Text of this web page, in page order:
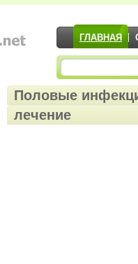
ГЛАВНАЯ
Половые
лечение